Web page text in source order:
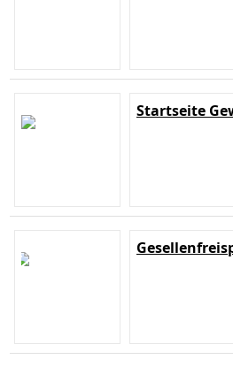
Startseite